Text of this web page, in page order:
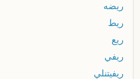
ريضه
ريط
ريع
ريفي
ريفيتنلي